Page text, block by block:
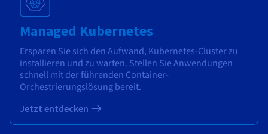
Managed Kubernetes
Ersparen Sie sich den Aufwand, Kubernetes-Cluster zu
installieren und zu warten. Stellen Sie Anwendungen
schnell mit der führenden Container-
Orchestrierungslösung bereit.
Jetzt entdecken